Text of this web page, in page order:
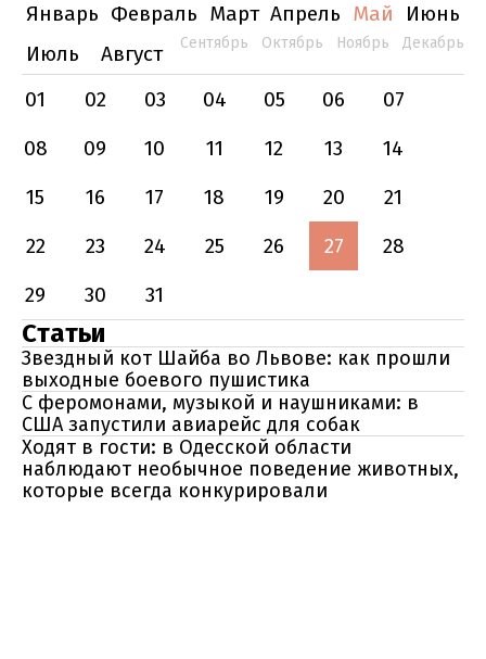
Январь Февраль Март Апрель Май
Июнь
Июль
Август Сентябрь Октябрь Ноябрь Декабрь
01 02 03 04 05 06
07
08
09 10 11 12 13
14
15
16 17 18 19 20
21
22
23 24 25 26 27
28
29
30 31
Статьи
Звездный кот Шайба во Львове: как прошли
выходные боевого пушистика
С феромонами, музыкой и наушниками: в
США запустили авиарейс для собак
Ходят в гости: в Одесской области
наблюдают необычное поведение животных,
которые всегда конкурировали